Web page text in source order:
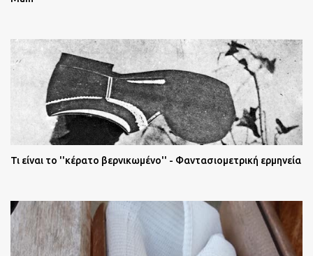
Τι είναι το ''κέρατο βερνικωμένο'' - Φαντασιομετρική ερμηνεία